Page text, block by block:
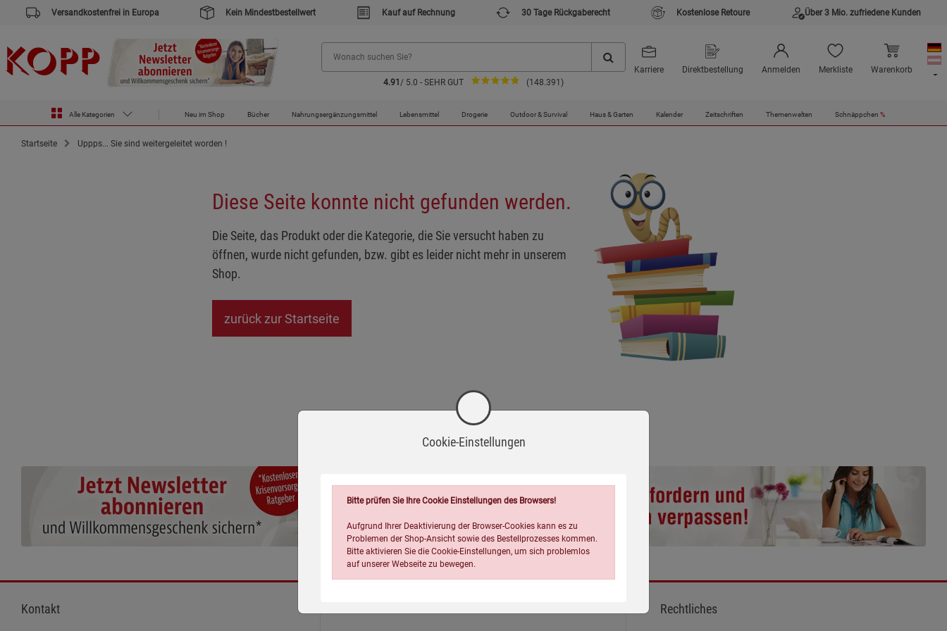
Versandkostenfrei in Europa Kein Mindestbestellwert Kauf auf Rechnung 30 Tage Rückgaberecht Kostenlose Retoure Über 3 Mio. zufriedene Kunden
4.91 / 5.0 - SEHR GUT (148.391)
Karriere Direktbestellung Anmelden Merkliste Warenkorb
Alle Kategorien Neu im Shop Bücher Nahrungsergänzungsmittel Lebensmittel Drogerie Outdoor & Survival Haus & Garten Kalender Zeitschriften Themenwelten Schnäppchen %
Startseite Uppps... Sie sind weitergeleitet worden !
Diese Seite konnte nicht gefunden werden.
Die Seite, das Produkt oder die Kategorie, die Sie versucht haben zu
öffnen, wurde nicht gefunden, bzw. gibt es leider nicht mehr in unserem
Shop.
zurück zur Startseite
Kontakt Rechtliches
Cookie-Einstellungen
Bitte prüfen Sie Ihre Cookie Einstellungen des Browsers!
Aufgrund Ihrer Deaktivierung der Browser-Cookies kann es zu
Problemen der Shop-Ansicht sowie des Bestellprozesses kommen.
Bitte aktivieren Sie die Cookie-Einstellungen, um sich problemlos
auf unserer Webseite zu bewegen.